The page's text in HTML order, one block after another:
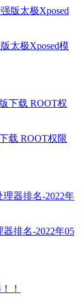
太极Xposed模
载 ROOT权限
排名-2022年05
！